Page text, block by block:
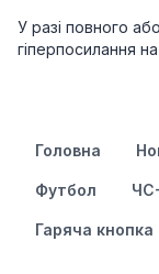
У разі повного
гіперпосилання
Головна
Футбол
Гаряча кнопка